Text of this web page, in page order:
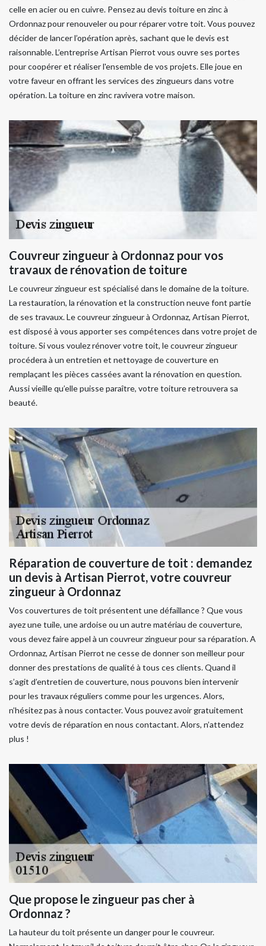
celle en acier ou en cuivre. Pensez au devis toiture en zinc à
Ordonnaz pour renouveler ou pour réparer votre toit. Vous pouvez
décider de lancer l’opération après, sachant que le devis est
raisonnable. L’entreprise Artisan Pierrot vous ouvre ses portes
pour coopérer et réaliser l'ensemble de vos projets. Elle joue en
votre faveur en offrant les services des zingueurs dans votre
opération. La toiture en zinc ravivera votre maison.
Couvreur zingueur à Ordonnaz pour vos
travaux de rénovation de toiture
Le couvreur zingueur est spécialisé dans le domaine de la toiture.
La restauration, la rénovation et la construction neuve font partie
de ses travaux. Le couvreur zingueur à Ordonnaz, Artisan Pierrot,
est disposé à vous apporter ses compétences dans votre projet de
toiture. Si vous voulez rénover votre toit, le couvreur zingueur
procédera à un entretien et nettoyage de couverture en
remplaçant les pièces cassées avant la rénovation en question.
Aussi vieille qu’elle puisse paraître, votre toiture retrouvera sa
beauté.
Réparation de couverture de toit : demandez
un devis à Artisan Pierrot, votre couvreur
zingueur à Ordonnaz
Vos couvertures de toit présentent une défaillance ? Que vous
ayez une tuile, une ardoise ou un autre matériau de couverture,
vous devez faire appel à un couvreur zingueur pour sa réparation. A
Ordonnaz, Artisan Pierrot ne cesse de donner son meilleur pour
donner des prestations de qualité à tous ces clients. Quand il
s’agit d’entretien de couverture, nous pouvons bien intervenir
pour les travaux réguliers comme pour les urgences. Alors,
n’hésitez pas à nous contacter. Vous pouvez avoir gratuitement
votre devis de réparation en nous contactant. Alors, n’attendez
plus !
Que propose le zingueur pas cher à
Ordonnaz ?
La hauteur du toit présente un danger pour le couvreur.